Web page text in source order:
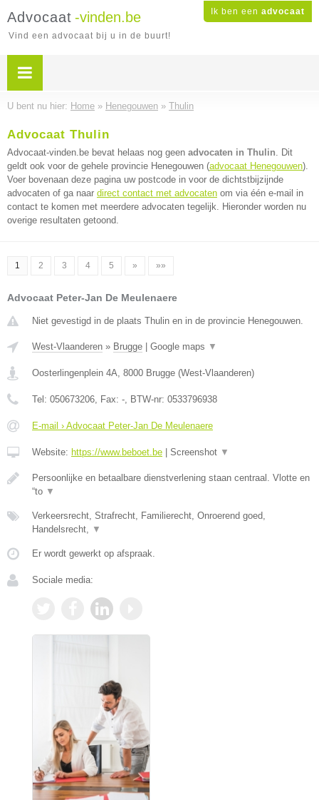
Ik ben een advocaat
Advocaat -vinden.be
Vind een advocaat bij u in de buurt!
U bent nu hier: Home » Henegouwen » Thulin
Advocaat Thulin
Advocaat-vinden.be bevat helaas nog geen advocaten in Thulin. Dit
geldt ook voor de gehele provincie Henegouwen (advocaat Henegouwen).
Voer bovenaan deze pagina uw postcode in voor de dichtstbijzijnde
advocaten of ga naar direct contact met advocaten om via één e-mail in
contact te komen met meerdere advocaten tegelijk. Hieronder worden nu
overige resultaten getoond.
1 2 3 4 5 » »»
Advocaat Peter-Jan De Meulenaere
Niet gevestigd in de plaats Thulin en in de provincie Henegouwen.
West-Vlaanderen » Brugge Google maps ▼
Oosterlingenplein 4A, 8000 Brugge (West-Vlaanderen)
Tel: 050673206, Fax: -, BTW-nr: 0533796938
E-mail › Advocaat Peter-Jan De Meulenaere
Website: https://www.beboet.be Screenshot ▼
Persoonlijke en betaalbare dienstverlening staan centraal. Vlotte en
“to ▼
Verkeersrecht, Strafrecht, Familierecht, Onroerend goed,
Handelsrecht, ▼
Er wordt gewerkt op afspraak.
Sociale media: